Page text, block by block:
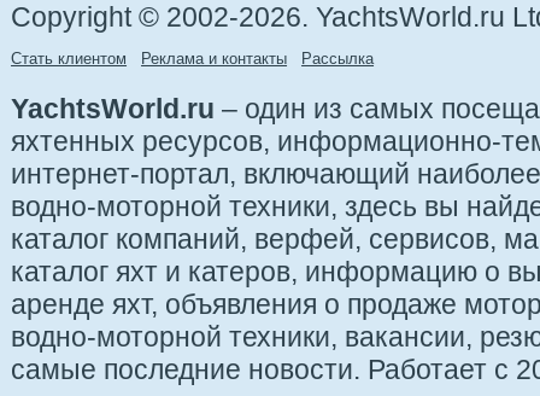
Copyright © 2002-2026. YachtsWorld.ru
Стать клиентом Реклама и контакты Рассылка
YachtsWorld.ru – один из самых
яхтенных ресурсов, информационно-
интернет-портал, включающий
водно-моторной техники, здесь вы
каталог компаний, верфей, сервисов,
каталог яхт и катеров, информацию о
аренде яхт, объявления о продаже
водно-моторной техники, вакансии,
самые последние новости. Работает с